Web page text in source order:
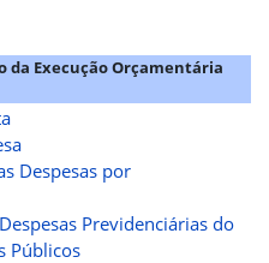
da Execução Orçamentária
Despesas por
Previdenciárias do
Públicos